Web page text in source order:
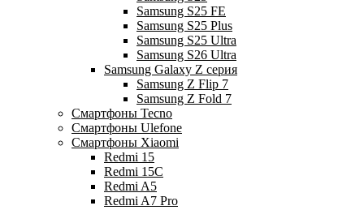
Samsung S25 FE
Samsung S25 Plus
Samsung S25 Ultra
Samsung S26 Ultra
Samsung Galaxy Z серия
Samsung Z Flip 7
Samsung Z Fold 7
Смартфоны Tecno
Смартфоны Ulefone
Смартфоны Xiaomi
Redmi 15
Redmi 15C
Redmi A5
Redmi A7 Pro